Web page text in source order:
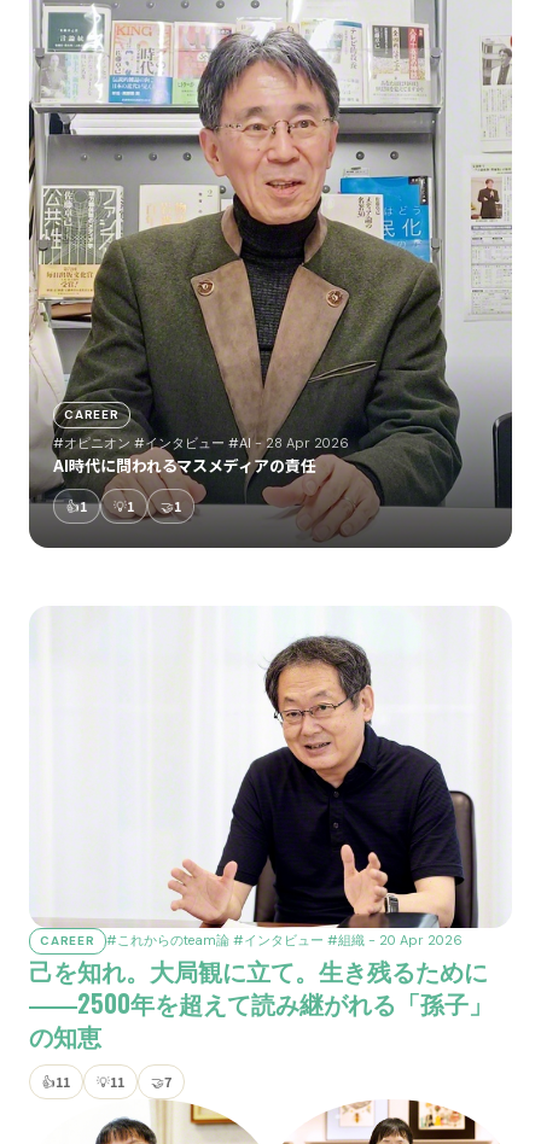
CAREER
#オピニオン #インタビュー #AI- 28 Apr 2026
AI時代に問われるマスメディアの責任
👍1 💡1 🤝1
CAREER #これからのteam論 #インタビュー #組織- 20 Apr 2026
己を知れ。大局観に立て。生き残るために
――2500年を超えて読み継がれる「孫子」
の知恵
👍11 💡11 🤝7